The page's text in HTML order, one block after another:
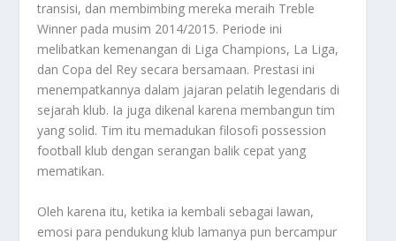
transisi, dan membimbing mereka meraih Treble
Winner pada musim 2014/2015. Periode ini
melibatkan kemenangan di Liga Champions, La Liga,
dan Copa del Rey secara bersamaan. Prestasi ini
menempatkannya dalam jajaran pelatih legendaris di
sejarah klub. Ia juga dikenal karena membangun tim
yang solid. Tim itu memadukan filosofi possession
football klub dengan serangan balik cepat yang
mematikan.
Oleh karena itu, ketika ia kembali sebagai lawan,
emosi para pendukung klub lamanya pun bercampur